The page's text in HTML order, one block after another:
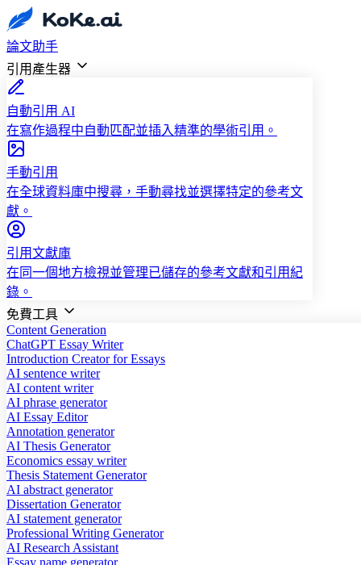
論文助手
引用產生器
自動引用 AI
在寫作過程中自動匹配並插入精準的學術引用。
手動引用
在全球資料庫中搜尋，手動尋找並選擇特定的參考文
獻。
引用文獻庫
在同一個地方檢視並管理已儲存的參考文獻和引用紀
錄。
免費工具
Content Generation
ChatGPT Essay Writer
Introduction Creator for Essays
AI sentence writer
AI content writer
AI phrase generator
AI Essay Editor
Annotation generator
AI Thesis Generator
Economics essay writer
Thesis Statement Generator
AI abstract generator
Dissertation Generator
AI statement generator
Professional Writing Generator
AI Research Assistant
Essay name generator